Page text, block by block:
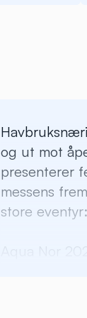
og ut mot
presenterer
messens
store
kroner på
styrker vi